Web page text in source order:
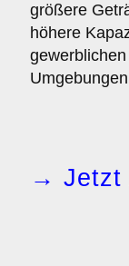
größere
höhere
→ Jetzt